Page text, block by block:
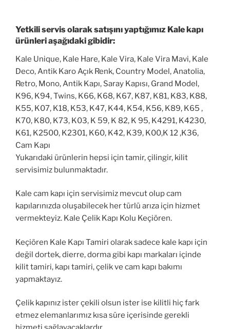
Yetkili servis olarak satışını yaptığımız Kale kapı
ürünleri aşağıdaki gibidir:
Kale Unique, Kale Hare, Kale Vira, Kale Vira Mavi, Kale
Deco, Antik Karo Açık Renk, Country Model, Anatolia,
Retro, Mono, Antik Kapı, Saray Kapısı, Grand Model,
K96, K94, Twins, K66, K68, K67, K87, K81, K83, K88,
K55, K07, K18, K53, K47, K44, K54, K56, K89, K65 ,
K70, K80, K73, K03, K 59, K 82, K 95, K4291, K4230,
K61, K2500, K2301, K60, K42, K39, K00,K 12 ,K36,
Cam Kapı
Yukarıdaki ürünlerin hepsi için tamir, çilingir, kilit
servisimiz bulunmaktadır.
Kale cam kapı için servisimiz mevcut olup cam
kapılarınızda oluşabilecek her türlü arıza için hizmet
vermekteyiz. Kale Çelik Kapı Kolu Keçiören.
Keçiören Kale Kapı Tamiri olarak sadece kale kapı için
değil dortek, dierre, dorma gibi kapı markaları içinde
kilit tamiri, kapı tamiri, çelik ve cam kapı bakımı
yapmaktayız.
Çelik kapınız ister çekili olsun ister ise kilitli hiç fark
etmez elemanlarımız kısa süre içerisinde gerekli